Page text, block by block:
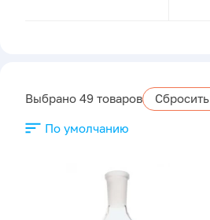
Выбрано 49 товаров Сбросить
По умолчанию